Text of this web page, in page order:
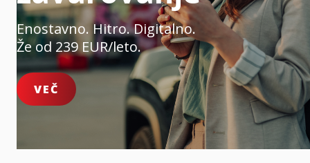
Enostavno. Hitro. Digitalno.
Že od 239 EUR/leto.
VEČ